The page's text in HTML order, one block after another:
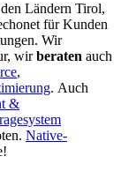
Ländern Tirol,
für Kunden
Wir
wirberaten auch
,
. Auch
&
Native-